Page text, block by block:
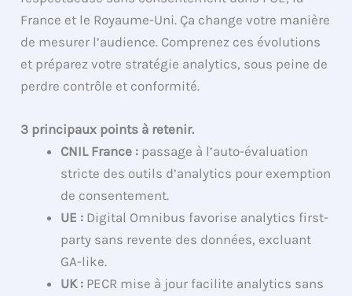
France et le Royaume-Uni. Ça change votre manière
de mesurer l’audience. Comprenez ces évolutions
et préparez votre stratégie analytics, sous peine de
perdre contrôle et conformité.
3 principaux points à retenir.
CNIL France : passage à l’auto-évaluation
stricte des outils d’analytics pour exemption
de consentement.
UE : Digital Omnibus favorise analytics first-
party sans revente des données, excluant
GA-like.
UK : PECR mise à jour facilite analytics sans